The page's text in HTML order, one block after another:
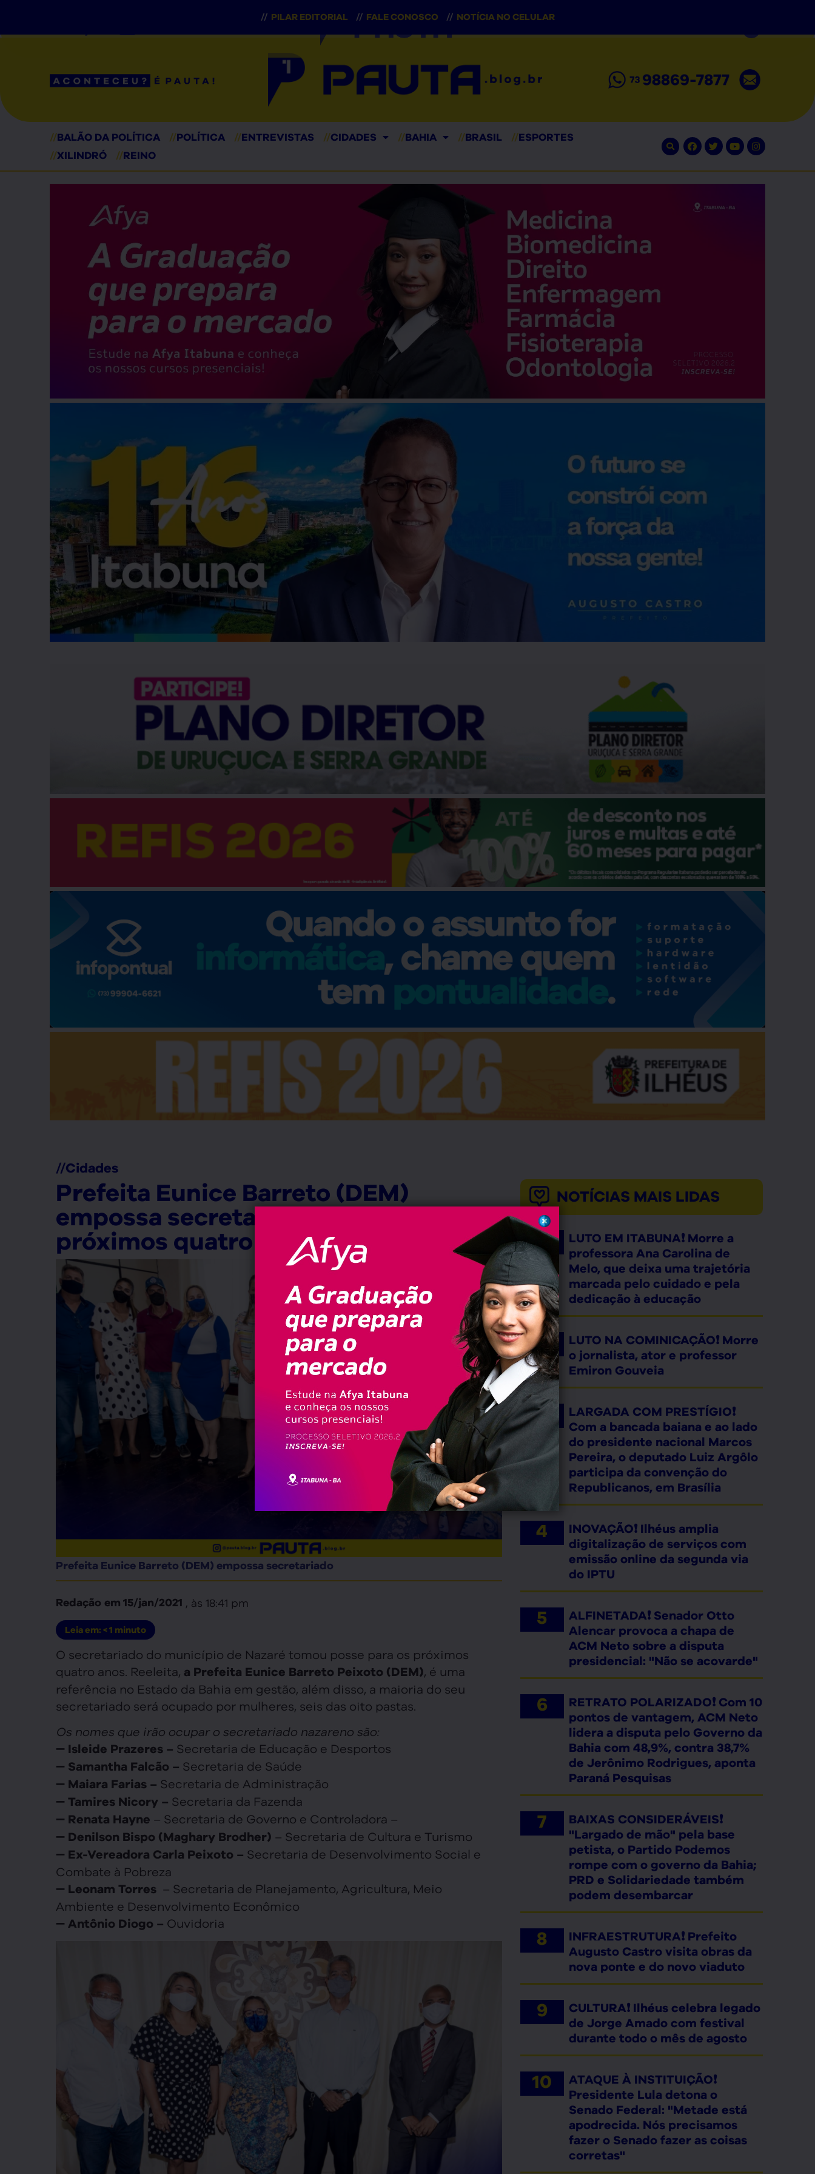
// PILAR EDITORIAL // FALE CONOSCO // NOTÍCIA NO CELULAR
//BALÃO DA POLÍTICA //POLÍTICA //ENTREVISTAS //CIDADES //BAHIA //BRASIL //ESPORTES
//XILINDRÓ //REINO
//Cidades
Prefeita Eunice Barreto (DEM)
empossa secretariado para os
próximos quatro anos de gestão
Prefeita Eunice Barreto (DEM) empossa secretariado
Redação em 15/jan/2021 , às 18:41 pm
Leia em: < 1 minuto
O secretariado do município de Nazaré tomou posse para os próximos
quatro anos. Reeleita, a Prefeita Eunice Barreto Peixoto (DEM), é uma
referência no Estado da Bahia em gestão, além disso, a maioria do seu
secretariado será ocupado por mulheres, seis das oito pastas.
Os nomes que irão ocupar o secretariado nazareno são:
➖ Isleide Prazeres – Secretaria de Educação e Desportos
➖ Samantha Falcão – Secretaria de Saúde
➖ Maiara Farias – Secretaria de Administração
➖ Tamires Nicory – Secretaria da Fazenda
➖ Renata Hayne – Secretaria de Governo e Controladora –
➖ Denilson Bispo (Maghary Brodher) – Secretaria de Cultura e Turismo
➖ Ex-Vereadora Carla Peixoto – Secretaria de Desenvolvimento Social e
Combate à Pobreza
➖ Leonam Torres – Secretaria de Planejamento, Agricultura, Meio
Ambiente e Desenvolvimento Econômico
➖ Antônio Diogo – Ouvidoria
NOTÍCIAS MAIS LIDAS
LUTO EM ITABUNA❗ Morre a
professora Ana Carolina de
Melo, que deixa uma trajetória
marcada pelo cuidado e pela
dedicação à educação
LUTO NA COMINICAÇÃO❗ Morre
o jornalista, ator e professor
Emiron Gouveia
LARGADA COM PRESTÍGIO❗
Com a bancada baiana e ao lado
do presidente nacional Marcos
Pereira, o deputado Luiz Argôlo
participa da convenção do
Republicanos, em Brasília
INOVAÇÃO❗ Ilhéus amplia
digitalização de serviços com
emissão online da segunda via
do IPTU
ALFINETADA❗ Senador Otto
Alencar provoca a chapa de
ACM Neto sobre a disputa
presidencial: "Não se acovarde"
RETRATO POLARIZADO❗ Com 10
pontos de vantagem, ACM Neto
lidera a disputa pelo Governo da
Bahia com 48,9%, contra 38,7%
de Jerônimo Rodrigues, aponta
Paraná Pesquisas
BAIXAS CONSIDERÁVEIS❗
"Largado de mão" pela base
petista, o Partido Podemos
rompe com o governo da Bahia;
PRD e Solidariedade também
podem desembarcar
INFRAESTRUTURA❗ Prefeito
Augusto Castro visita obras da
nova ponte e do novo viaduto
CULTURA❗ Ilhéus celebra legado
de Jorge Amado com festival
durante todo o mês de agosto
ATAQUE À INSTITUIÇÃO❗
Presidente Lula detona o
Senado Federal: "Metade está
apodrecida. Nós precisamos
fazer o Senado fazer as coisas
corretas"